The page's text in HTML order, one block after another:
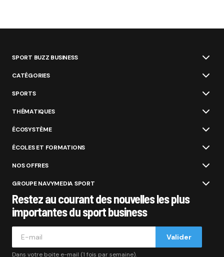
SPORT BUZZ BUSINESS
CATÉGORIES
SPORTS
THÉMATIQUES
ÉCOSYSTÈME
ÉCOLES ET FORMATIONS
NOS OFFRES
GROUPE NAVYMEDIA SPORT
Restez au courant des nouvelles les plus
importantes du sport business
Valider
Dans votre boite e-mail (1 fois par semaine).